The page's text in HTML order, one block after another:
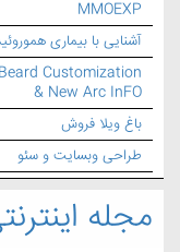
MMOEXP
آشنایی با بیماری
Customization
& New Arc InFO
باغ ویلا فروش
طراحی وبسایت و سئو
مجله